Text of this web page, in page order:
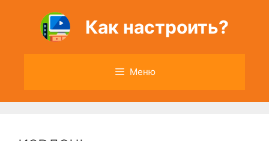
содержимому
Как настроить?
Меню